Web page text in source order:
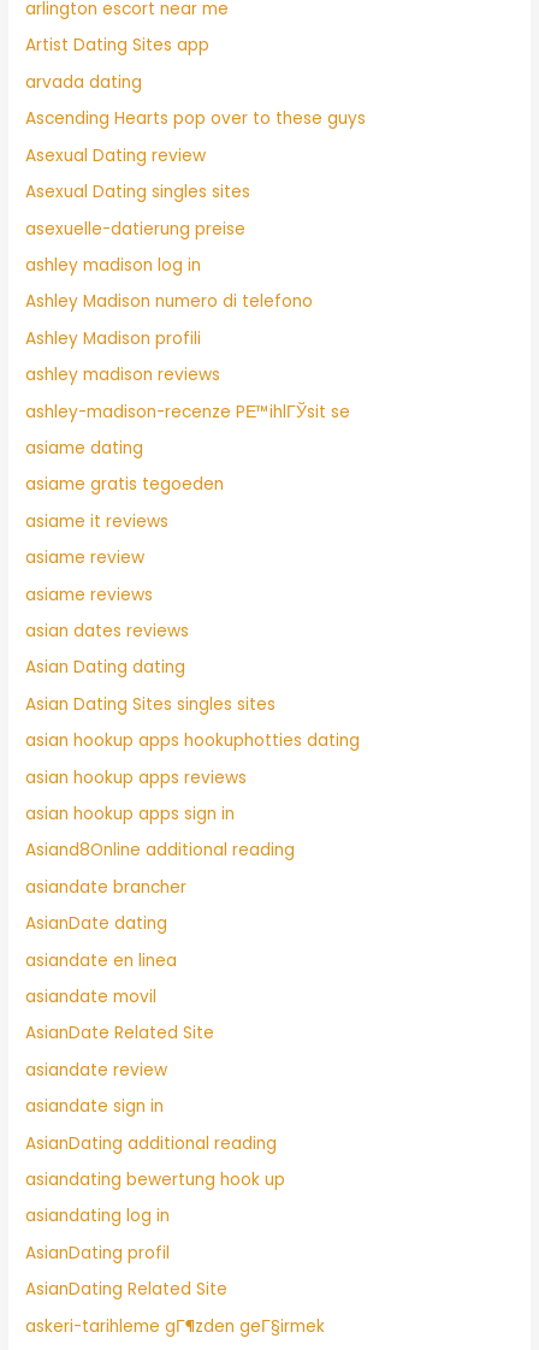
arlington escort near me
Artist Dating Sites app
arvada dating
Ascending Hearts pop over to these guys
Asexual Dating review
Asexual Dating singles sites
asexuelle-datierung preise
ashley madison log in
Ashley Madison numero di telefono
Ashley Madison profili
ashley madison reviews
ashley-madison-recenze PЕ™ihlГЎsit se
asiame dating
asiame gratis tegoeden
asiame it reviews
asiame review
asiame reviews
asian dates reviews
Asian Dating dating
Asian Dating Sites singles sites
asian hookup apps hookuphotties dating
asian hookup apps reviews
asian hookup apps sign in
Asiand8Online additional reading
asiandate brancher
AsianDate dating
asiandate en linea
asiandate movil
AsianDate Related Site
asiandate review
asiandate sign in
AsianDating additional reading
asiandating bewertung hook up
asiandating log in
AsianDating profil
AsianDating Related Site
askeri-tarihleme gГ¶zden geГ§irmek